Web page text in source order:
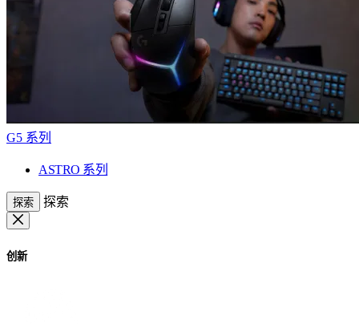
G5 系列
ASTRO 系列
探索 探索
创新